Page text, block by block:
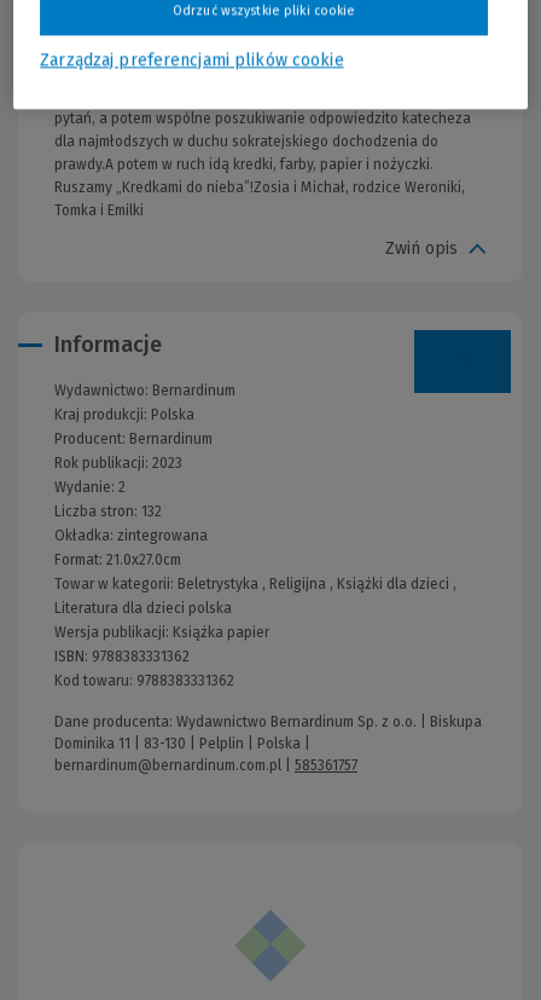
Jezusem do nieba, prostuje ścieżki, raduje się i przebacza...Kasia,
mama Łucji i Cecylii Gdyby Sokrates żył współcześnie, z
pytań, a potem wspólne poszukiwanie odpowiedzito katecheza
dla najmłodszych w duchu sokratejskiego dochodzenia do
prawdy.A potem w ruch idą kredki, farby, papier i nożyczki.
Ruszamy „Kredkami do nieba”!Zosia i Michał, rodzice Weroniki,
Tomka i Emilki
Zwiń opis
Informacje
Wydawnictwo: Bernardinum
Kraj produkcji: Polska
Producent: Bernardinum
Rok publikacji: 2023
Wydanie: 2
Liczba stron: 132
Okładka: zintegrowana
Format: 21.0x27.0cm
Towar w kategorii: Beletrystyka , Religijna , Książki dla dzieci ,
Literatura dla dzieci polska
Wersja publikacji: Książka papier
ISBN: 9788383331362
Kod towaru: 9788383331362
Dane producenta: Wydawnictwo Bernardinum Sp. z o.o. | Biskupa
Dominika 11 | 83-130 | Pelplin | Polska |
bernardinum@bernardinum.com.pl
585361757
Zarządzaj preferencjami plików cookie
Odrzuć wszystkie pliki cookie